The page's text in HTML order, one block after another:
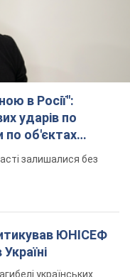
в Росії":
ударів по
по об'єктах
залишалися без
ЮНІСЕФ
українських